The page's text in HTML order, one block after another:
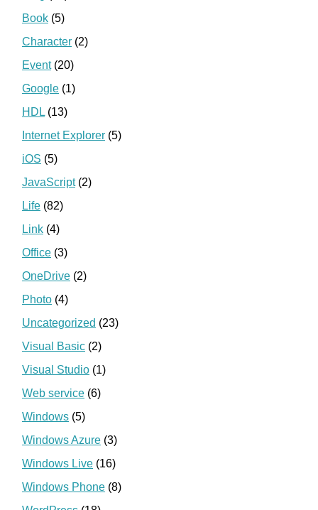
Book (5)
Character (2)
Event(20)
Google (1)
HDL (13)
Internet Explorer (5)
iOS (5)
JavaScript(2)
Life (82)
Link (4)
Office (3)
OneDrive (2)
Photo (4)
Uncategorized (23)
Visual Basic (2)
Visual Studio (1)
Web service (6)
Windows (5)
Windows Azure (3)
Windows Live (16)
Windows Phone (8)